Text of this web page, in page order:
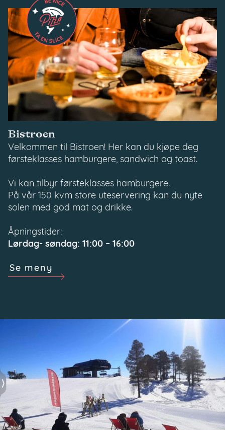
Bistroen
Velkommen til Bistroen! Her kan du kjøpe deg
førsteklasses hamburgere, sandwich og toast.
Vi kan tilbyr førsteklasses hamburgere.
På vår 150 kvm store uteservering kan du nyte
solen med god mat og drikke.
Åpningstider:
Lørdag- søndag: 11:00 – 16:00
Se meny